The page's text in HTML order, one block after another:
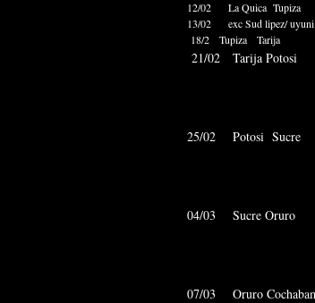
12/02 La
13/02 exc Sud
18/2 Tupiza
21/02
25/02
04/03
07/03 Oruro